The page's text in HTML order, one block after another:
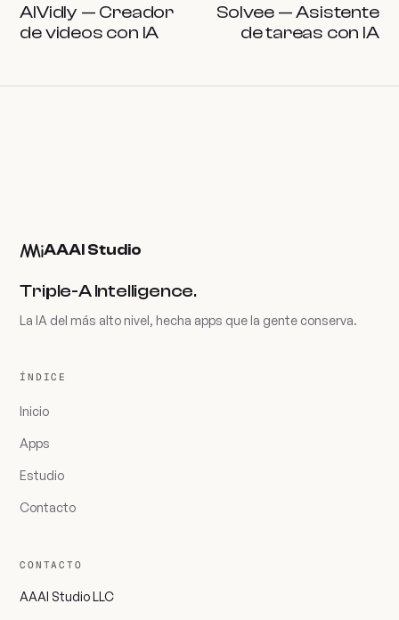
AIVidly — Creador
de videos con IA
Solvee — Asistente
de tareas con IA
AAAI Studio
Triple-A Intelligence.
La IA del más alto nivel, hecha apps que la gente conserva.
ÍNDICE
Inicio
Apps
Estudio
Contacto
CONTACTO
AAAI Studio LLC